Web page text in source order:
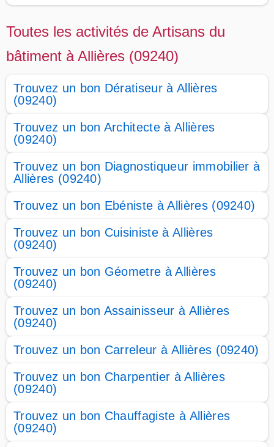
Toutes les activités de Artisans du
bâtiment à Allières (09240)
Trouvez un bon Dératiseur à Allières
(09240)
Trouvez un bon Architecte à Allières
(09240)
Trouvez un bon Diagnostiqueur immobilier à
Allières (09240)
Trouvez un bon Ebéniste à Allières (09240)
Trouvez un bon Cuisiniste à Allières
(09240)
Trouvez un bon Géometre à Allières
(09240)
Trouvez un bon Assainisseur à Allières
(09240)
Trouvez un bon Carreleur à Allières (09240)
Trouvez un bon Charpentier à Allières
(09240)
Trouvez un bon Chauffagiste à Allières
(09240)